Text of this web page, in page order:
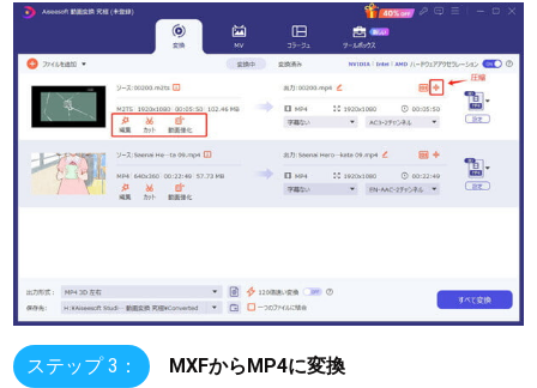
ステップ 3： MXFからMP4に変換